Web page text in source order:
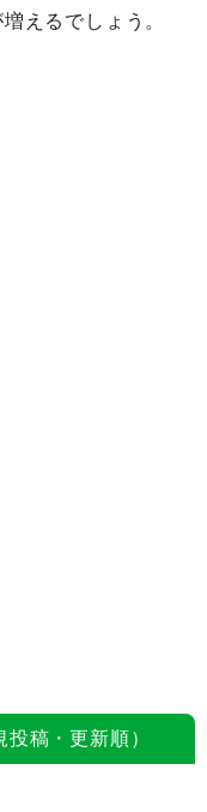
えるでしょう。
稿・更新順）